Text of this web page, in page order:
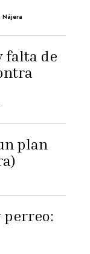
Nájera
falta de
plan
perreo: